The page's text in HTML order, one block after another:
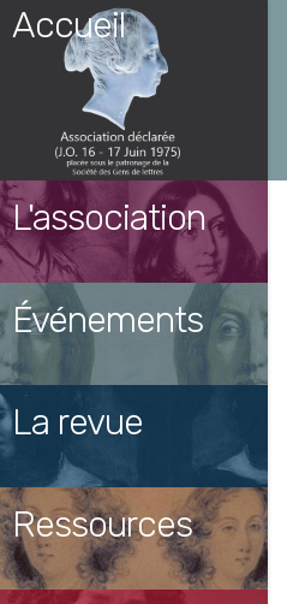
Skip
content
Accueil
L'association
Événements
La revue
Ressources